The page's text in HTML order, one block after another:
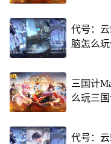
代号：
脑怎么
三国计
么玩三
代号：